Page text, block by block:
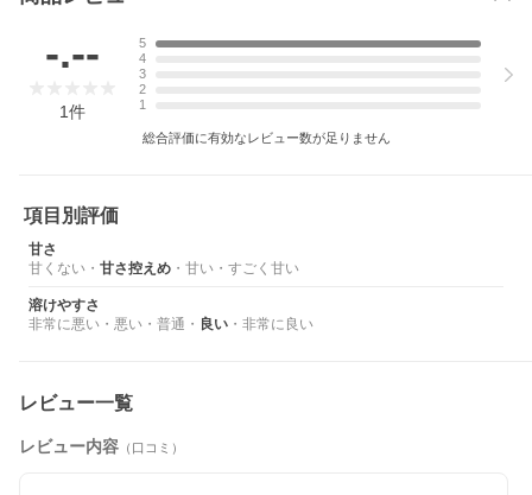
-.--
1件
5
4
3
2
1
総合評価に有効なレビュー数が足りません
項目別評価
甘さ
甘くない ・ 甘さ控えめ ・ 甘い ・ すごく甘い
溶けやすさ
非常に悪い ・ 悪い ・ 普通 ・ 良い ・ 非常に良い
レビュー一覧
レビュー内容 （口コミ）